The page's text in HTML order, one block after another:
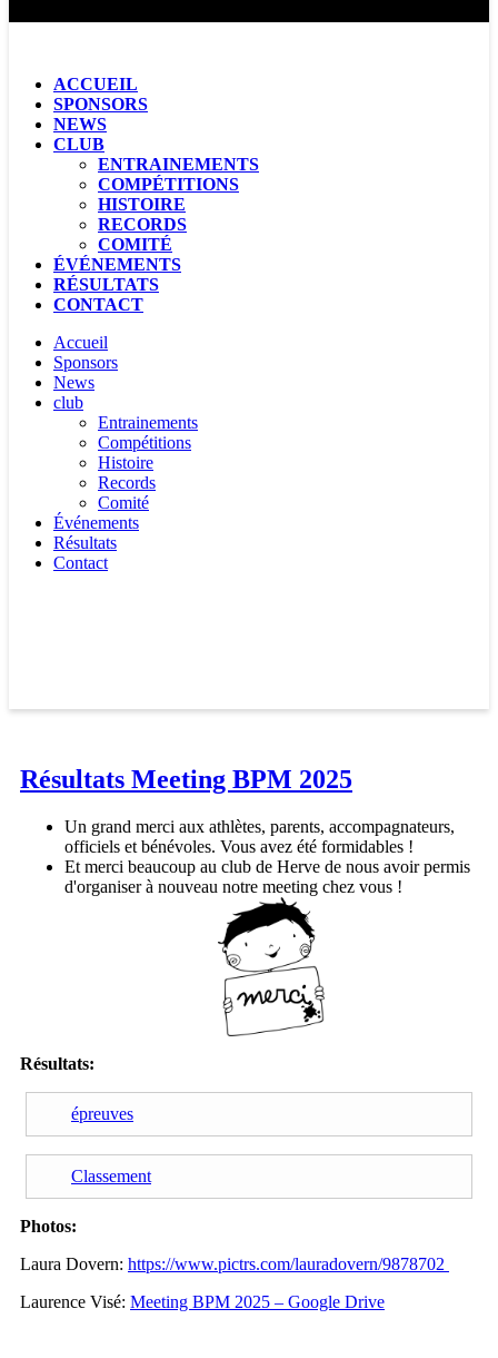
ACCUEIL
SPONSORS
NEWS
CLUB
ENTRAINEMENTS
COMPÉTITIONS
HISTOIRE
RECORDS
COMITÉ
ÉVÉNEMENTS
RÉSULTATS
CONTACT
Accueil
Sponsors
News
club
Entrainements
Compétitions
Histoire
Records
Comité
Événements
Résultats
Contact
Résultats Meeting BPM 2025
Un grand merci aux athlètes, parents, accompagnateurs,
officiels et bénévoles. Vous avez été formidables !
Et merci beaucoup au club de Herve de nous avoir permis
d'organiser à nouveau notre meeting chez vous !
Résultats:
épreuves
Classement
Photos:
Laura Dovern: https://www.pictrs.com/lauradovern/9878702
Laurence Visé: Meeting BPM 2025 – Google Drive